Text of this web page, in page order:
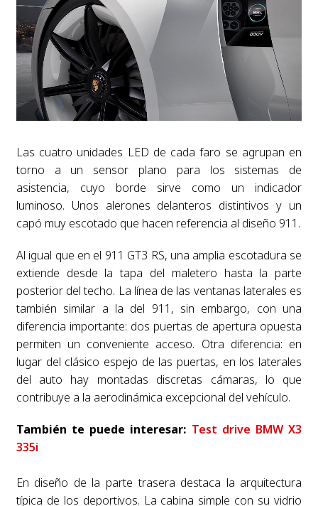
Las cuatro unidades LED de cada faro se agrupan en
torno a un sensor plano para los sistemas de
asistencia, cuyo borde sirve como un indicador
luminoso. Unos alerones delanteros distintivos y un
capó muy escotado que hacen referencia al diseño 911.
Al igual que en el 911 GT3 RS, una amplia escotadura se
extiende desde la tapa del maletero hasta la parte
posterior del techo. La línea de las ventanas laterales es
también similar a la del 911, sin embargo, con una
diferencia importante: dos puertas de apertura opuesta
permiten un conveniente acceso. Otra diferencia: en
lugar del clásico espejo de las puertas, en los laterales
del auto hay montadas discretas cámaras, lo que
contribuye a la aerodinámica excepcional del vehículo.
También te puede interesar: Test drive BMW X3
335i
En diseño de la parte trasera destaca la arquitectura
típica de los deportivos. La cabina simple con su vidrio